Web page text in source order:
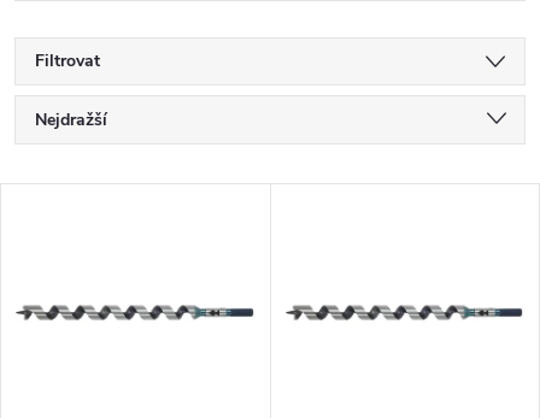
Filtrovat
Ř
a
e
Nejdražší
p